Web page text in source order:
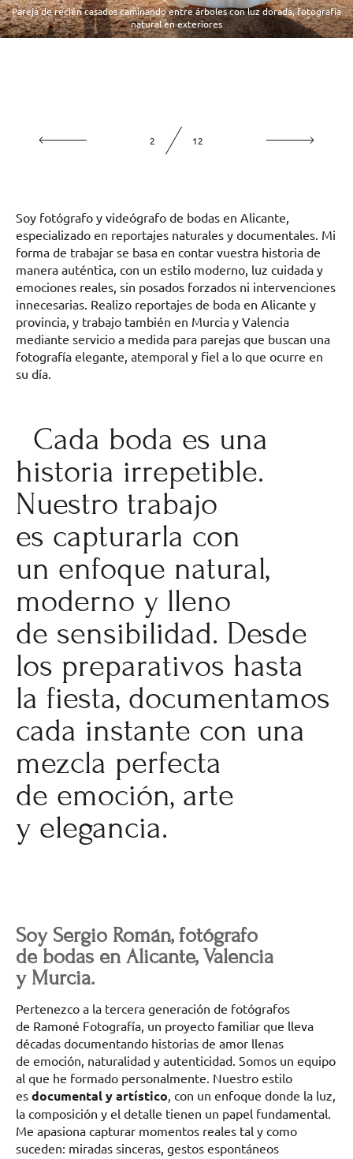
Pareja de recién casados caminando entre árboles con luz dorada, fotografía
natural en exteriores
2 12
Soy fotógrafo y videógrafo de bodas en Alicante,
especializado en reportajes naturales y documentales. Mi
forma de trabajar se basa en contar vuestra historia de
manera auténtica, con un estilo moderno, luz cuidada y
emociones reales, sin posados forzados ni intervenciones
innecesarias. Realizo reportajes de boda en Alicante y
provincia, y trabajo también en Murcia y Valencia
mediante servicio a medida para parejas que buscan una
fotografía elegante, atemporal y fiel a lo que ocurre en
su día.
Cada boda es una
historia irrepetible.
Nuestro trabajo
es capturarla con
un enfoque natural,
moderno y lleno
de sensibilidad. Desde
los preparativos hasta
la fiesta, documentamos
cada instante con una
mezcla perfecta
de emoción, arte
y elegancia.
Soy Sergio Román, fotógrafo
de bodas en Alicante, Valencia
y Murcia.
Pertenezco a la tercera generación de fotógrafos
de Ramoné Fotografía, un proyecto familiar que lleva
décadas documentando historias de amor llenas
de emoción, naturalidad y autenticidad. Somos un equipo
al que he formado personalmente. Nuestro estilo
es documental y artístico , con un enfoque donde la luz,
la composición y el detalle tienen un papel fundamental.
Me apasiona capturar momentos reales tal y como
suceden: miradas sinceras, gestos espontáneos